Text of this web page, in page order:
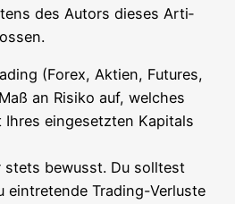
des Autors die­ses Arti­
(Forex, Akti­en, Futures,
an Risi­ko auf, wel­ches
Ihres ein­ge­setz­ten Kapi­tals
stets bewusst. Du soll­test
ein­tre­ten­de Tra­ding-Ver­lus­te